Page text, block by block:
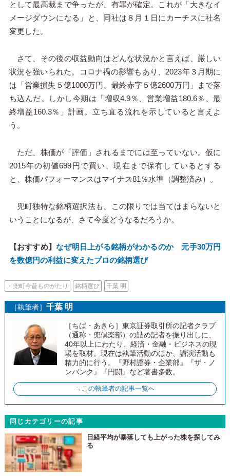
として最高裁まで争ったが、有罪が確定。これが「大きなイ
メージダウンになる」と、同社は８月１日にカーチスに社名
変更した。
さて、その後の収益動向はどんな状況かと言えば、厳しい
状況を強いられた。コロナ禍の影響もあり、2023年３月期に
は「営業損失５億1000万円、最終赤字５億2600万円」まで落
ち込んだ。しかし今期は「増収4.9％、営業増益180.6％、最
終増益160.3％」計画。立ち直る流れを示していると言えよ
う。
ただ、株価が「評価」されるまでには至っていない。仮に
2015年の初値699円で買い、現在まで保有しているとする
と、株価パフォーマンスはマイナス81％水準（調整済み）。
兜町独特な銘柄選択法も、この限りでは当てはまらないと
いうことになるが、さて今度どうなるだろうか。
【おすすめ】なぜ明日上がる銘柄がわかるのか 元手30万円
を数億円の利益に変えたプロの銘柄選び
・兜町今昔ものがたり 銘柄選び 千葉 明
［執筆者］ 千葉 明
［ちば・あきら］東京証券取引所の記者クラブ
（通称・兜倶楽部）の詰め記者を振り出しに、
40年以上にわたり、経済・金融・ビジネスの現
場を取材。現在は執筆活動のほか、講演活動も
精力的に行う。『野村證券・企業部』『ザ・ノ
ンバンク』『円闘』など著書多数。
→この執筆者の記事一覧へ
同じカテゴリーの記事
日経平均が暴落しても上がった株を探してみ
る